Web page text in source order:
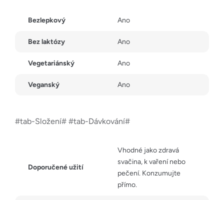
Bezlepkový Ano
Bez laktózy Ano
Vegetariánský Ano
Veganský Ano
#tab-Složení# #tab-Dávkování#
Doporučené užití
Vhodné jako zdravá
svačina, k vaření nebo
pečení. Konzumujte
přímo.